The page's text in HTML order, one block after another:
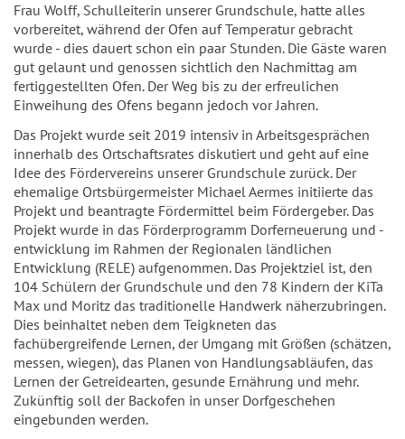
Frau Wolff, Schulleiterin unserer Grundschule, hatte alles
vorbereitet, während der Ofen auf Temperatur gebracht
wurde - dies dauert schon ein paar Stunden. Die Gäste waren
gut gelaunt und genossen sichtlich den Nachmittag am
fertiggestellten Ofen. Der Weg bis zu der erfreulichen
Einweihung des Ofens begann jedoch vor Jahren.
Das Projekt wurde seit 2019 intensiv in Arbeitsgesprächen
innerhalb des Ortschaftsrates diskutiert und geht auf eine
Idee des Fördervereins unserer Grundschule zurück. Der
ehemalige Ortsbürgermeister Michael Aermes initiierte das
Projekt und beantragte Fördermittel beim Fördergeber. Das
Projekt wurde in das Förderprogramm Dorferneuerung und -
entwicklung im Rahmen der Regionalen ländlichen
Entwicklung (RELE) aufgenommen. Das Projektziel ist, den
104 Schülern der Grundschule und den 78 Kindern der KiTa
Max und Moritz das traditionelle Handwerk näherzubringen.
Dies beinhaltet neben dem Teigkneten das
fachübergreifende Lernen, der Umgang mit Größen (schätzen,
messen, wiegen), das Planen von Handlungsabläufen, das
Lernen der Getreidearten, gesunde Ernährung und mehr.
Zukünftig soll der Backofen in unser Dorfgeschehen
eingebunden werden.